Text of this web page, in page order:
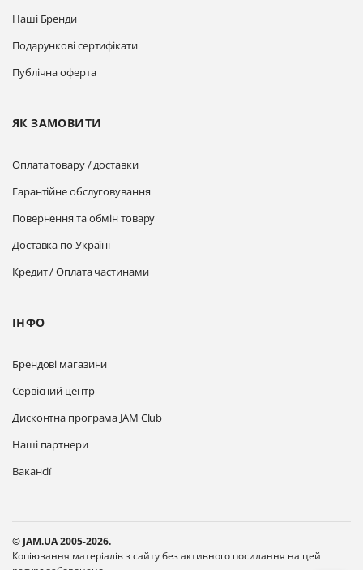
Наші Бренди
Подарункові сертифікати
Публічна оферта
ЯК ЗАМОВИТИ
Оплата товару / доставки
Гарантійне обслуговування
Повернення та обмін товару
Доставка по Україні
Кредит / Оплата частинами
ІНФО
Брендові магазини
Сервісний центр
Дисконтна програма JAM Club
Наші партнери
Вакансії
© JAM.UA 2005-2026.
Копіювання матеріалів з сайту без активного посилання на цей